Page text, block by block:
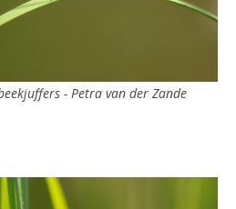
- Petra van der Zande